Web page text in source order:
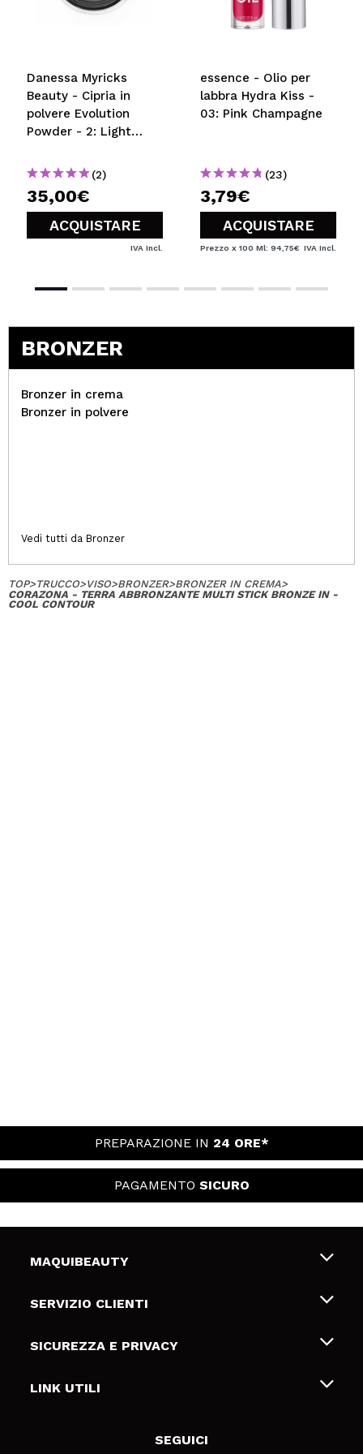
Danessa Myricks
Beauty - Cipria in
polvere Evolution
Powder - 2: Light
(2)
35,00€
ACQUISTARE
IVA Incl.
essence - Olio per
labbra Hydra Kiss -
03: Pink Champagne
(23)
3,79€
ACQUISTARE
Prezzo x 100 Ml: 94,75€ IVA Incl.
BRONZER
Bronzer in crema
Bronzer in polvere
Vedi tutti da Bronzer
TOP>TRUCCO>VISO>BRONZER>BRONZER IN CREMA>
CORAZONA - TERRA ABBRONZANTE MULTI STICK BRONZE IN -
COOL CONTOUR
PREPARAZIONE IN 24 ORE*
PAGAMENTO SICURO
MAQUIBEAUTY
Chi siamo
Gift Cards
SERVIZIO CLIENTI
Spedizioni & Resi
Metodi di pagamamento
SICUREZZA E PRIVACY
Termini e condizioni
LINK UTILI
SEGUICI